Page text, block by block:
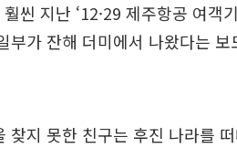
씬 지난 ‘12·29 제주항공 여객
부가 잔해 더미에서 나왔다는
찾지 못한 친구는 후진 나라를